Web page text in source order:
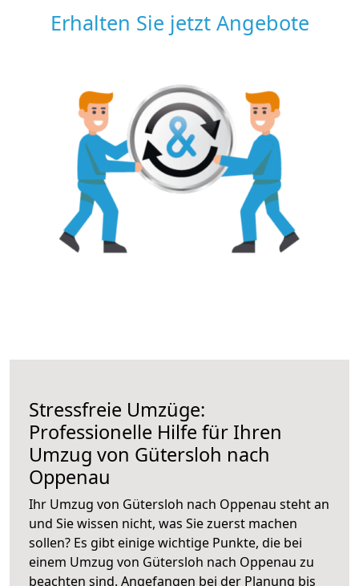
Erhalten Sie jetzt Angebote
Stressfreie Umzüge:
Professionelle Hilfe für Ihren
Umzug von Gütersloh nach
Oppenau
Ihr Umzug von Gütersloh nach Oppenau steht an
und Sie wissen nicht, was Sie zuerst machen
sollen? Es gibt einige wichtige Punkte, die bei
einem Umzug von Gütersloh nach Oppenau zu
beachten sind. Angefangen bei der Planung bis